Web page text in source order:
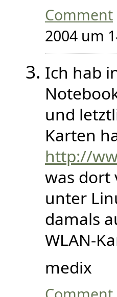
Comment
2004 um
Ich hab
und
Karten
http://
was dort
unter
damals
WLAN-
medix